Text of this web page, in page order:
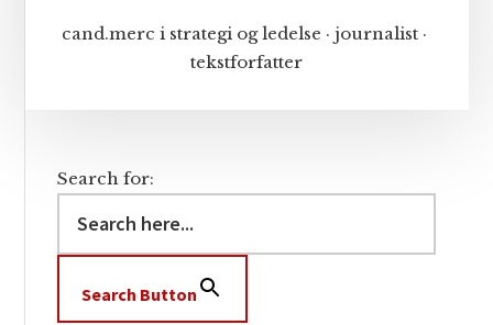
cand.merc i strategi og ledelse · journalist ·
tekstforfatter
Search for:
Search Button